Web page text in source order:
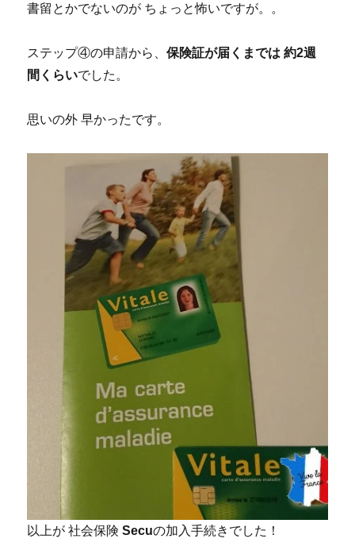
書留とかでないのが ちょっと怖いですが。。
ステップ④の申請から、保険証が届くまでは 約2週
間くらいでした。
思いの外 早かったです。
以上が 社会保険Secuの加入手続きでした！